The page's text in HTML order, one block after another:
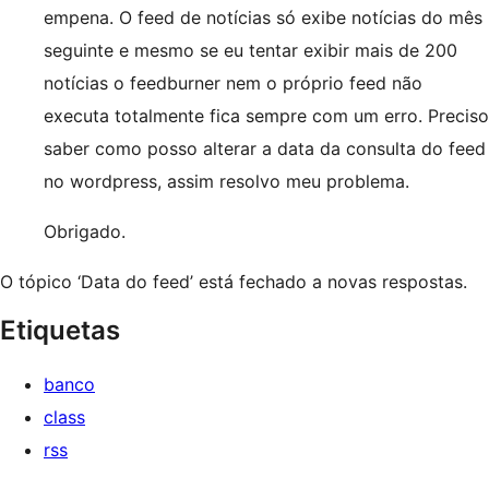
empena. O feed de notícias só exibe notícias do mês
seguinte e mesmo se eu tentar exibir mais de 200
notícias o feedburner nem o próprio feed não
executa totalmente fica sempre com um erro. Preciso
saber como posso alterar a data da consulta do feed
no wordpress, assim resolvo meu problema.
Obrigado.
O tópico ‘Data do feed’ está fechado a novas respostas.
Etiquetas
banco
class
rss